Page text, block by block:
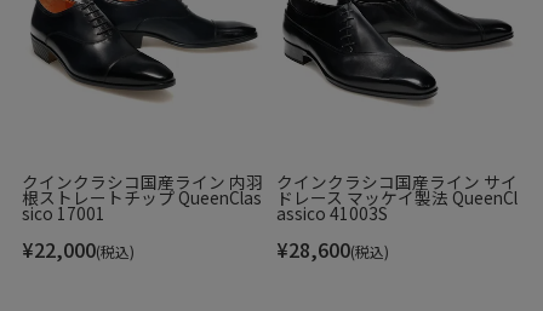
クインクラシコ国産ライン 内羽
根ストレートチップ QueenClas
sico 17001
¥22,000(税込)
クインクラシコ国産ライン サイ
ドレース マッケイ製法 QueenCl
assico 41003S
¥28,600(税込)